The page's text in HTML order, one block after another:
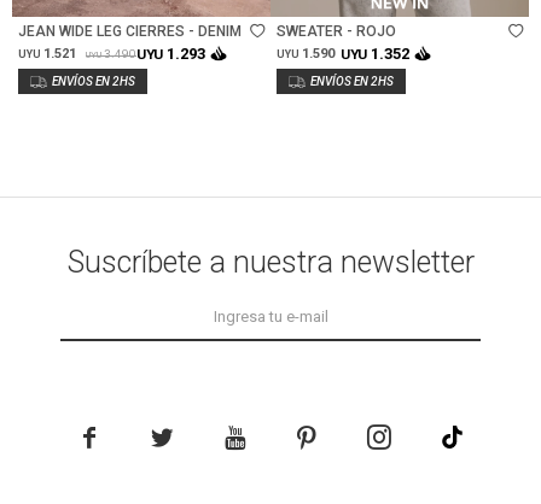
JEAN WIDE LEG CIERRES - DENIM
UYU 1.521 UYU 3.490UYU 1.293
SWEATER - ROJO
UYU 1.590 UYU 1.352
Suscríbete a nuestra newsletter
    